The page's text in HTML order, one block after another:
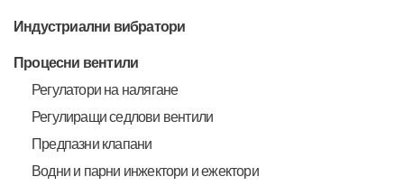
Индустриални вибратори
Процесни вентили
Регулатори на налягане
Регулиращи седлови вентили
Предпазни клапани
Водни и парни инжектори и ежектори